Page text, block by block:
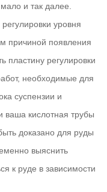
и так далее.
уровня
причиной появления
пластину регулировки
необходимые для
суспензии и
ваша кислотная трубы
доказано для руды
выяснить
к руде в зависимости